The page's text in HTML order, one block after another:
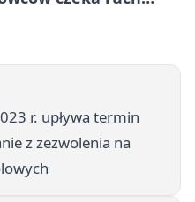
r. upływa termin
z zezwolenia na